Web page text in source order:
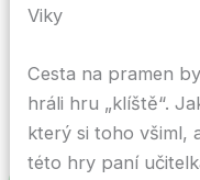
Viky
Cesta na pramen
hráli hru „klíště“.
který si toho všiml,
této hry paní